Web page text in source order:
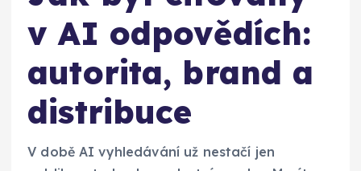
v AI odpovědích:
autorita, brand a
distribuce
V době AI vyhledávání už nestačí jen